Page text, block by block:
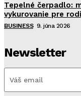
Tepelné čerpadlo:
vykurovanie pre
BUSINESS 9. júna 2026
Newsletter